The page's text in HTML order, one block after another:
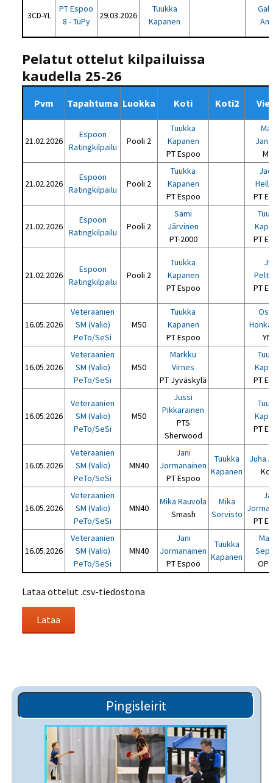
3CD-YL
PT Espoo
8 - TuPy
29.03.2026
Tuukka
Kapanen
Pelatut ottelut kilpailuissa
kaudella 25-26
Pvm Tapahtuma Luokka Koti Koti2
21.02.2026
Espoon
Ratingkilpailu
Pooli 2
Tuukka
Kapanen
PT Espoo
21.02.2026
Espoon
Ratingkilpailu
Pooli 2
Tuukka
Kapanen
PT Espoo
PT
21.02.2026
Espoon
Ratingkilpailu
Pooli 2
Sami
Järvinen
PT-2000
PT
21.02.2026
Espoon
Ratingkilpailu
Pooli 2
Tuukka
Kapanen
PT Espoo
PT
16.05.2026
Veteraanien
SM (Valio)
PeTo/SeSi
M50
Tuukka
Kapanen
PT Espoo
16.05.2026
Veteraanien
SM (Valio)
PeTo/SeSi
M50
Markku
Virnes
PT Jyväskylä
PT
16.05.2026
Veteraanien
SM (Valio)
PeTo/SeSi
M50
Jussi
Pikkarainen
PTS
Sherwood
PT
16.05.2026
Veteraanien
SM (Valio)
PeTo/SeSi
MN40
Jani
Jormanainen
PT Espoo
Tuukka
Kapanen
Juha
16.05.2026
Veteraanien
SM (Valio)
PeTo/SeSi
MN40
Mika Rauvola
Smash
Mika
Sorvisto
PT
16.05.2026
Veteraanien
SM (Valio)
PeTo/SeSi
MN40
Jani
Jormanainen
PT Espoo
Tuukka
Kapanen
Lataa ottelut .csv-tiedostona
Pingisleirit